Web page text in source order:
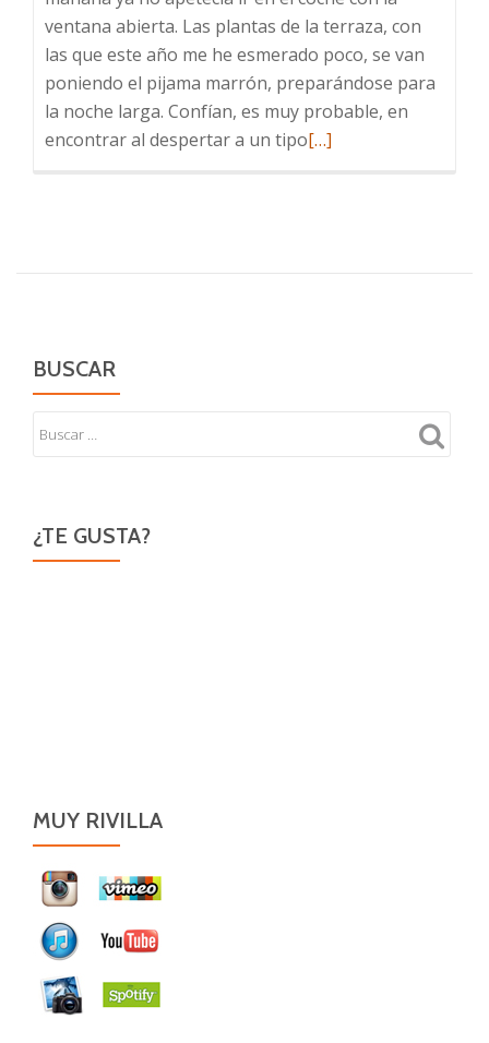
ventana abierta. Las plantas de la terraza, con
las que este año me he esmerado poco, se van
poniendo el pijama marrón, preparándose para
la noche larga. Confían, es muy probable, en
encontrar al despertar a un tipoLeer
[…]
BUSCAR
¿TE GUSTA?
MUY RIVILLA